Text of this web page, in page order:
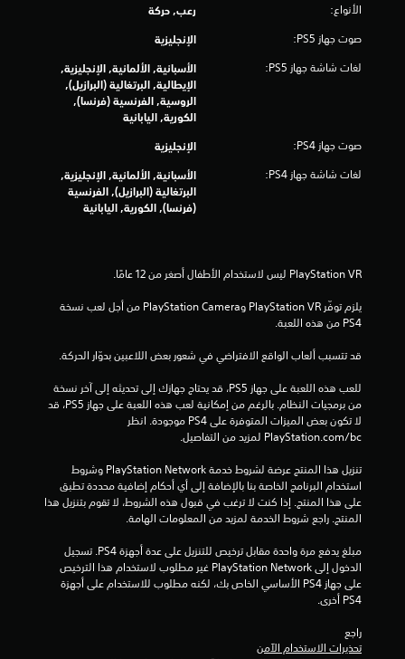
الأنواع: رعب, حركة
صوت جهاز PS5: الإنجليزية
لغات شاشة جهاز PS5:
الأسبانية, الألمانية, الإنجليزية,
الإيطالية, البرتغالية (البرازيل),
الروسية, الفرنسية (فرنسا),
الكورية, اليابانية
صوت جهاز PS4: الإنجليزية
لغات شاشة جهاز PS4:
الأسبانية, الألمانية, الإنجليزية,
البرتغالية (البرازيل), الفرنسية
(فرنسا), الكورية, اليابانية
PS4 من هذه اللعبة.
قد تتسبب ألعاب الواقع الافتراضي في شعور بعض اللاعبين بدوّار الحركة.
‎PlayStation.com/bc لمزيد من التفاصيل.
المنتج. راجع شروط الخدمة لمزيد من المعلومات الهامة.
PS4 أخرى.
راجع
تحذيرات الاستخدام الآمن